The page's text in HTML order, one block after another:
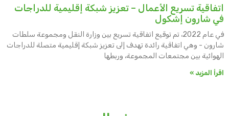
اتفاقية تسريع الأعمال – تعزيز شبكة إقليمية للدراجات
في شارون إشكول
في عام 2022، تم توقيع اتفاقية تسريع بين وزارة النقل ومجموعة سلطات
شارون - وهي اتفاقية رائدة تهدف إلى تعزيز شبكة إقليمية متصلة للدراجات
الهوائية بين مجتمعات المجموعة، وربطها
اقرأ المزيد »